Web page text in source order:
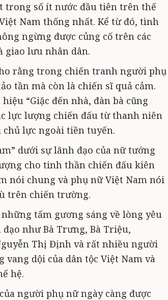
trong số ít nước đầu tiên trên thế
Nam thống nhất. Kể từ đó, tình
ngừng được củng cố trên các
lưu nhân dân.
rằng trong chiến tranh người phụ
tần mà còn là chiến sĩ quả cảm.
“Giặc đến nhà, đàn bà cũng
lực lượng chiến đấu từ thanh niên
lực ngoài tiền tuyến.
dưới sự lãnh đạo của nữ tướng
cho tinh thần chiến đấu kiên
nói chung và phụ nữ Việt Nam nói
trên chiến trường.
tấm gương sáng về lòng yêu
như Bà Trưng, Bà Triệu,
Thị Định và rất nhiều người
vang dội của dân tộc Việt Nam và
hệ.
người phụ nữ ngày càng được